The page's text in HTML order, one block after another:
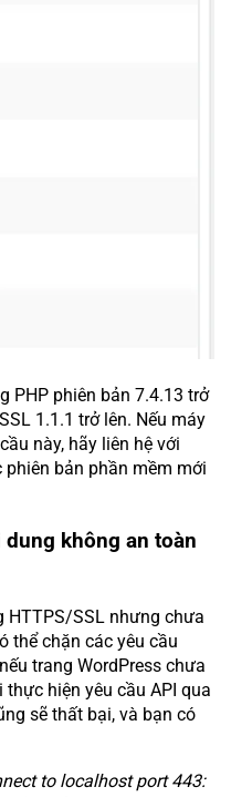
PHP phiên bản 7.4.13 trở
1.1.1 trở lên. Nếu máy
này, hãy liên hệ với
bản phần mềm mới
không an toàn
HTTPS/SSL nhưng chưa
thể chặn các yêu cầu
trang WordPress chưa
thực hiện yêu cầu API qua
sẽ thất bại, và bạn có
to localhost port 443: